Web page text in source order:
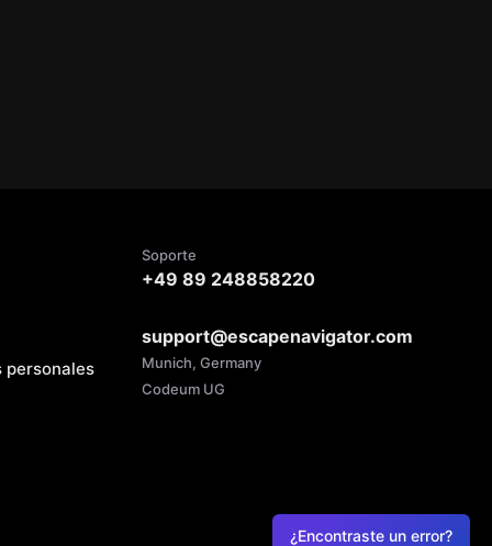
¿Encontraste un error?
personales
Soporte
+49 89 248858220
support@escapenavigator.com
Munich, Germany
Codeum UG